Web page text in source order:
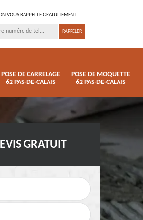
VOUS RAPPELLE GRATUITEMENT
POSE DE CARRELAGE
62 PAS-DE-CALAIS
POSE DE MOQUETTE
62 PAS-DE-CALAIS
62
Pose de moquette 62
Pas-de-Calais
GRATUIT